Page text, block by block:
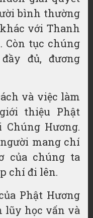
bình thường
với Thanh
Còn tục chúng
đủ, đương
và việc làm
thiệu Phật
Hương.
mang chí
của chúng ta
chí đi lên.
Phật Hương
lũy học vấn và